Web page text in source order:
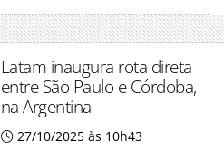
Latam inaugura rota direta
entre São Paulo e Córdoba,
na Argentina
27/10/2025 às 10h43